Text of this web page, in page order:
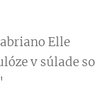
Elle
v súlade so